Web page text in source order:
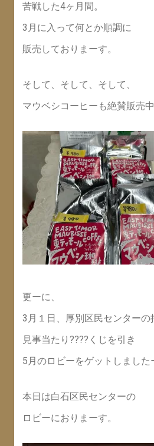
苦戦した4ヶ月間。
3月に入って何とか順調に
販売しておりまーす。
そして、そして、そして、
マウベシコーヒーも絶賛販売中
更ーに、
3月１日、厚別区民センターの
見事当たり????くじを引き
5月のロビーをゲットしました
本日は白石区民センターの
ロビーにおりまーす。